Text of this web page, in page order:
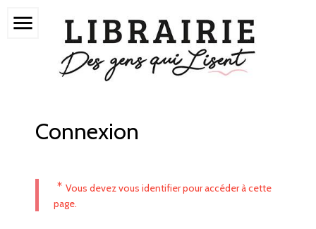
menu
Connexion
* Vous devez vous identifier pour accéder à cette
page.